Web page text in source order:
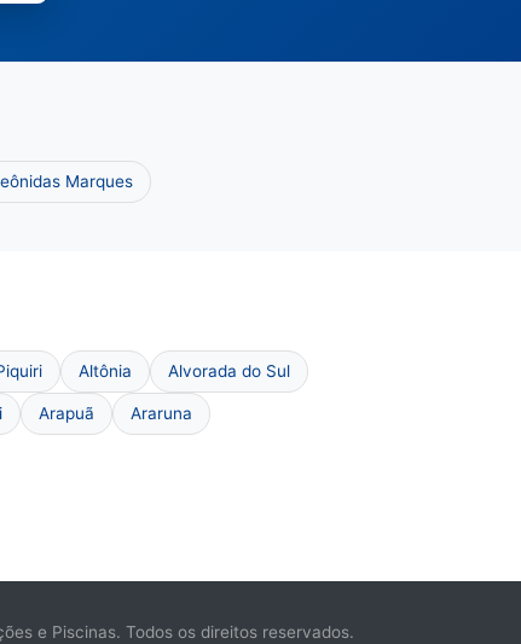
Marques
Altônia Alvorada do Sul
Arapuã Araruna
e Piscinas. Todos os direitos reservados.